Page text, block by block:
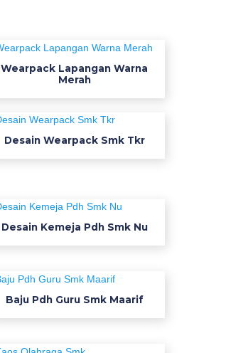
Wearpack Lapangan Warna
Merah
Desain Wearpack Smk Tkr
Desain Kemeja Pdh Smk Nu
Baju Pdh Guru Smk Maarif